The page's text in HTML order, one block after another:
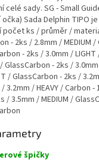
sady. SG - Small
Sada Delphin TIPO
počet ks / průměr /
- 2ks / 2.8mm / MEDIUM
- 2ks / 3.0mm /
GlassCarbon - 2ks /
/ GlassCarbon - 2ks /
3.2mm / HEAVY / Carbon -
/ 3.5mm / MEDIUM /
špičky